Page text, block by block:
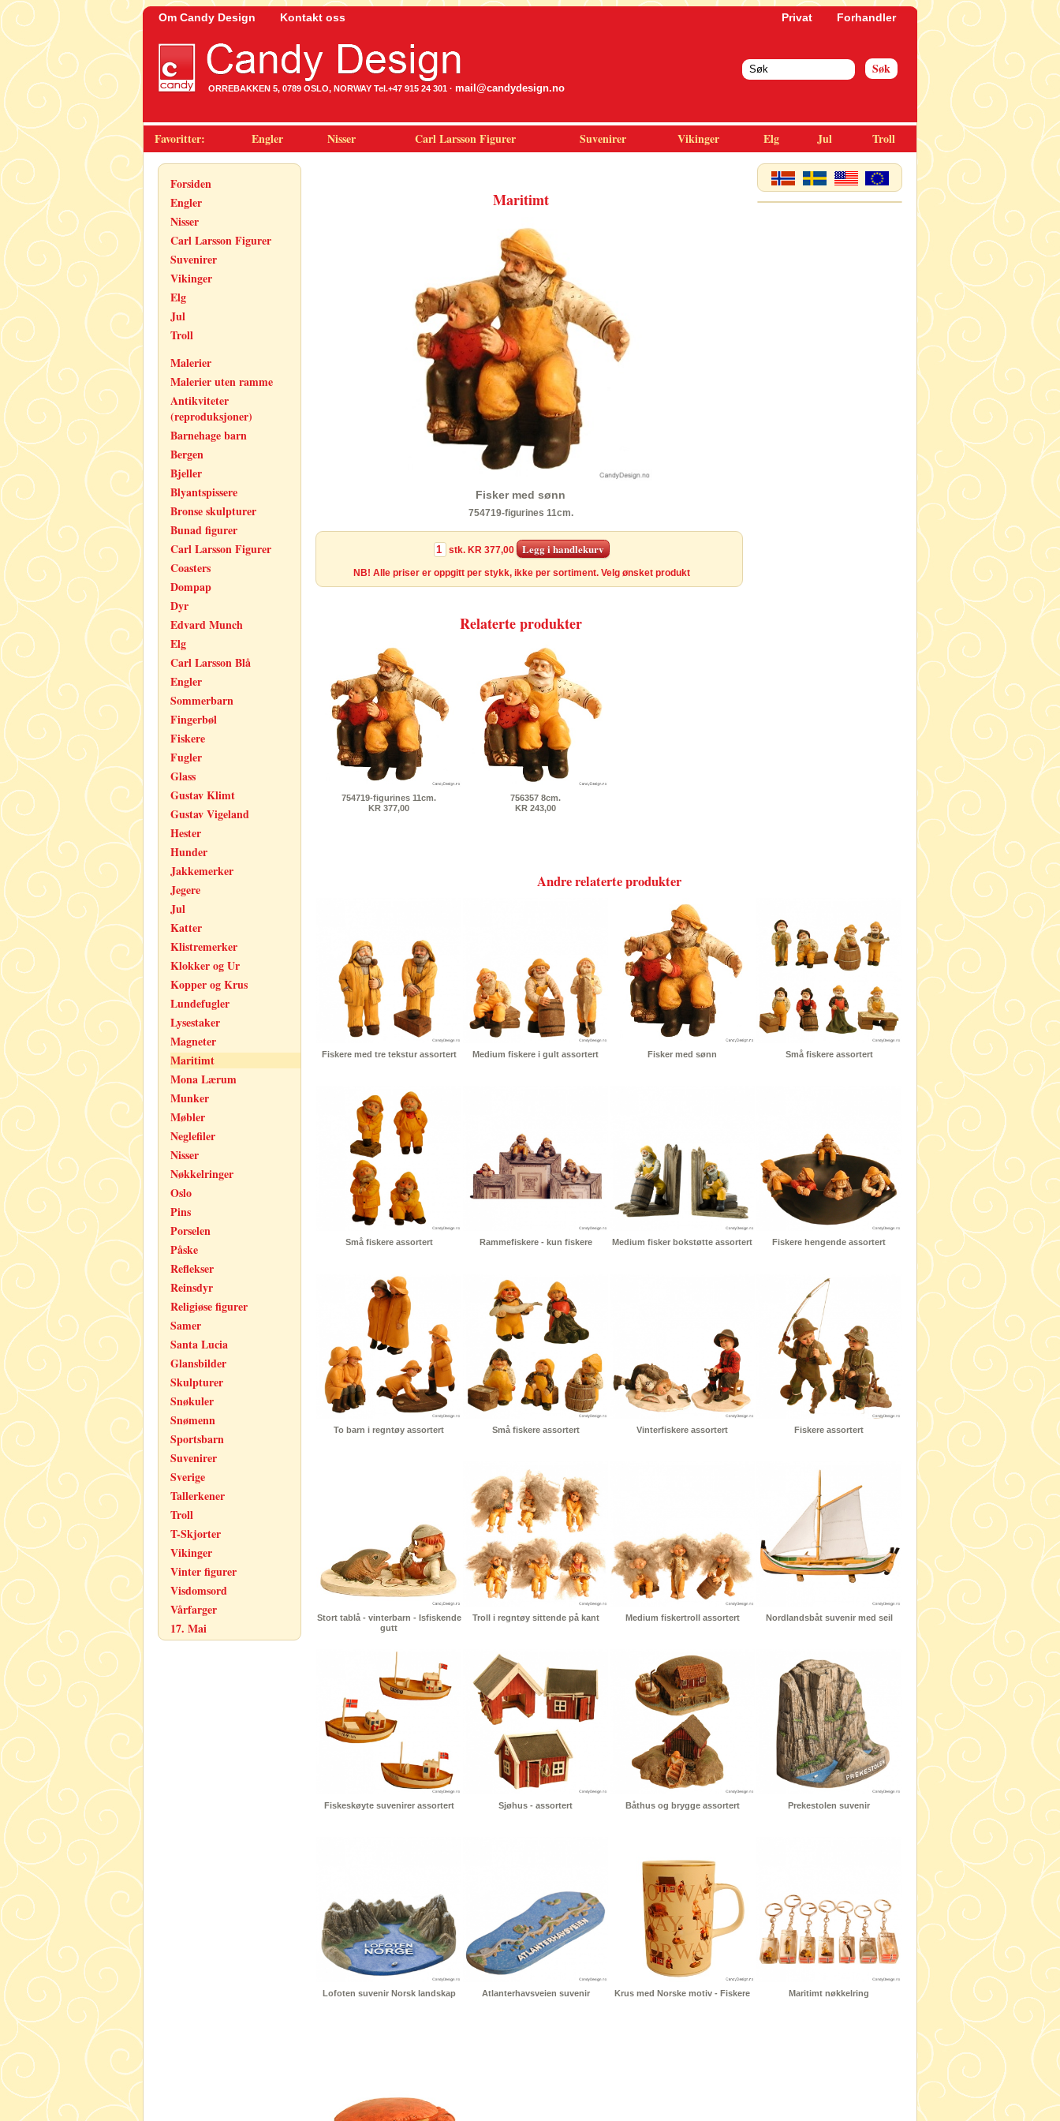
Om Candy Design Kontakt oss Privat Forhandler
ORREBAKKEN 5, 0789 OSLO, NORWAY Tel.+47 915 24 301 · mail@candydesign.no
Favoritter: Engler Nisser Carl Larsson Figurer Suvenirer Vikinger Elg Jul Troll
Forsiden
Engler
Nisser
Carl Larsson Figurer
Suvenirer
Vikinger
Elg
Jul
Troll
Malerier
Malerier uten ramme
Antikviteter
(reproduksjoner)
Barnehage barn
Bergen
Bjeller
Blyantspissere
Bronse skulpturer
Bunad figurer
Carl Larsson Figurer
Coasters
Dompap
Dyr
Edvard Munch
Elg
Carl Larsson Blå
Engler
Sommerbarn
Fingerbøl
Fiskere
Fugler
Glass
Gustav Klimt
Gustav Vigeland
Hester
Hunder
Jakkemerker
Jegere
Jul
Katter
Klistremerker
Klokker og Ur
Kopper og Krus
Lundefugler
Lysestaker
Magneter
Maritimt
Mona Lærum
Munker
Møbler
Neglefiler
Nisser
Nøkkelringer
Oslo
Pins
Porselen
Påske
Reflekser
Reinsdyr
Religiøse figurer
Samer
Santa Lucia
Glansbilder
Skulpturer
Snøkuler
Snømenn
Sportsbarn
Suvenirer
Sverige
Tallerkener
Troll
T-Skjorter
Vikinger
Vinter figurer
Visdomsord
Vårfarger
17. Mai
Maritimt
Fisker med sønn
754719-figurines 11cm.
stk. KR 377,00
NB! Alle priser er oppgitt per stykk, ikke per sortiment. Velg ønsket produkt
Relaterte produkter
754719-figurines 11cm.
KR 377,00
756357 8cm.
KR 243,00
Andre relaterte produkter
Fiskere med tre tekstur assortert Medium fiskere i gult assortert Fisker med sønn Små fiskere assortert
Små fiskere assortert Rammefiskere - kun fiskere Medium fisker bokstøtte assortert Fiskere hengende assortert
To barn i regntøy assortert Små fiskere assortert Vinterfiskere assortert Fiskere assortert
Stort tablå - vinterbarn - Isfiskende
gutt
Troll i regntøy sittende på kant Medium fiskertroll assortert Nordlandsbåt suvenir med seil
Fiskeskøyte suvenirer assortert Sjøhus - assortert Båthus og brygge assortert Prekestolen suvenir
Lofoten suvenir Norsk landskap Atlanterhavsveien suvenir Krus med Norske motiv - Fiskere Maritimt nøkkelring